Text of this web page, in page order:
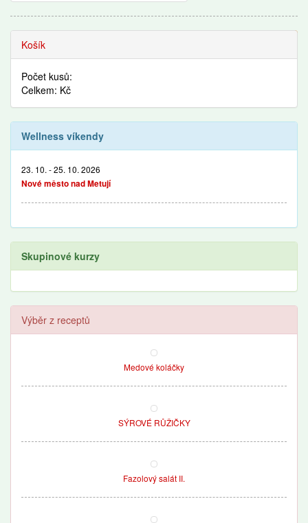
Košík
Počet kusů:
Celkem: Kč
Wellness víkendy
23. 10. - 25. 10. 2026
Nové město nad Metují
Skupinové kurzy
Výběr z receptů
Medové koláčky
SÝROVÉ RŮŽIČKY
Fazolový salát II.